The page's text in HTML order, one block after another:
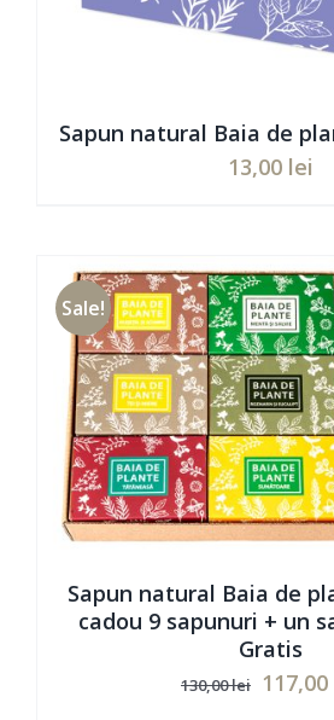
Evaluat
la
5.00din 5
ADAUGĂ ÎN COȘ
Sapun natural Baia de
13,00 lei
Sale!
Sapun natural Baia de
cadou 9 sapunuri + un
Gratis
130,00lei
Prețul
117,00